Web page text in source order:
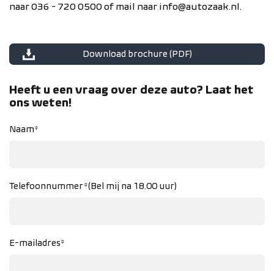
naar 036 - 720 0500 of mail naar info@autozaak.nl.
Download brochure (PDF)
Heeft u een vraag over deze auto? Laat het
ons weten!
Naam*
Telefoonnummer*(Bel mij na 18.00 uur)
E-mailadres*